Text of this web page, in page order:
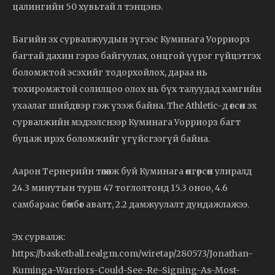
цалингийн 50 хувьтай л тэнцэнэ.
Багийн эх сурвалжуудын зүгээс Куминага Уорриорз
багтай дахин гэрээ байгуулах, онцгой үүрэг гүйцэтгэх
боломжтой эсэхийг тодорхойлох, дараа нь
тохиромжтой солилцоо олох нь бүх талуудад хамгийн
ухаалаг шийдвэр гэж үзэж байна. The Athletic-д өгсөн эх
сурвалжийн мэдээлснээр Куминага Уорриорз багт
буцаж ирэх боломжийг үгүйсгээгүй байна.
Аарон Тернерийн төлөөлж буй Куминага өнгөрсөн улиралд
24.3 минутын турш 47 тоглолтонд 15.3 оноо, 4.6
самбараас бөмбөг авалт, 2.2 дамжуулалт дундажлажээ.
Эх сурвалж:
https://basketball.realgm.com/wiretap/280573/Jonathan-
Kuminga-Warriors-Could-See-Re-Signing-As-Most-